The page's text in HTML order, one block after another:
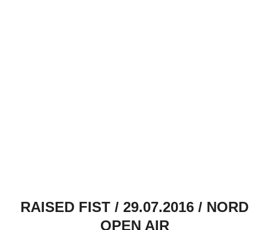
RAISED FIST / 29.07.2016 / NORD
OPEN AIR